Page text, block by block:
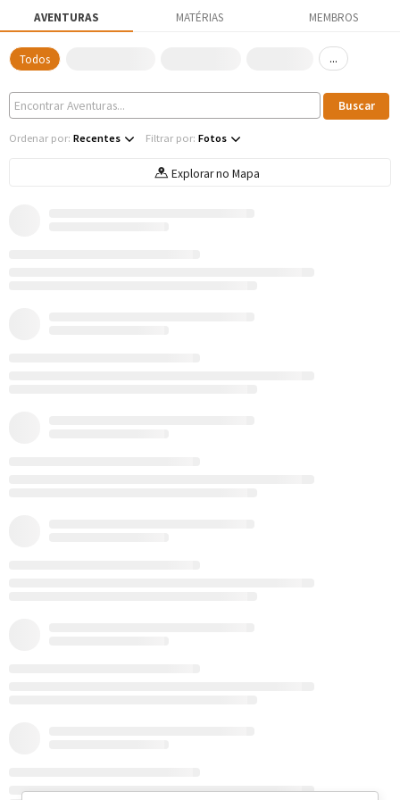
AVENTURAS MATÉRIAS MEMBROS
Todos ...
Ordenar por: Recentes Filtrar por: Fotos
Explorar no Mapa